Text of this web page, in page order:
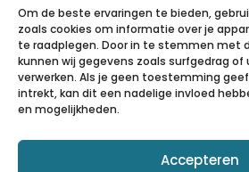
Om de beste ervaringen te bieden,
zoals cookies om informatie over je
te raadplegen. Door in te stemmen met
kunnen wij gegevens zoals surfgedrag of
verwerken. Als je geen toestemming
intrekt, kan dit een nadelige invloed
en mogelijkheden.
Accepteren